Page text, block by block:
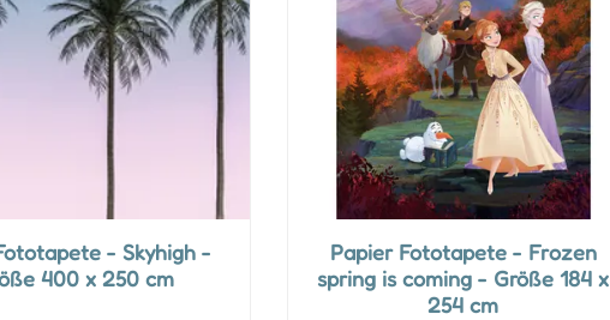
- Skyhigh -
400 x 250 cm
Papier Fototapete - Frozen
spring is coming - Größe 184 x
254 cm